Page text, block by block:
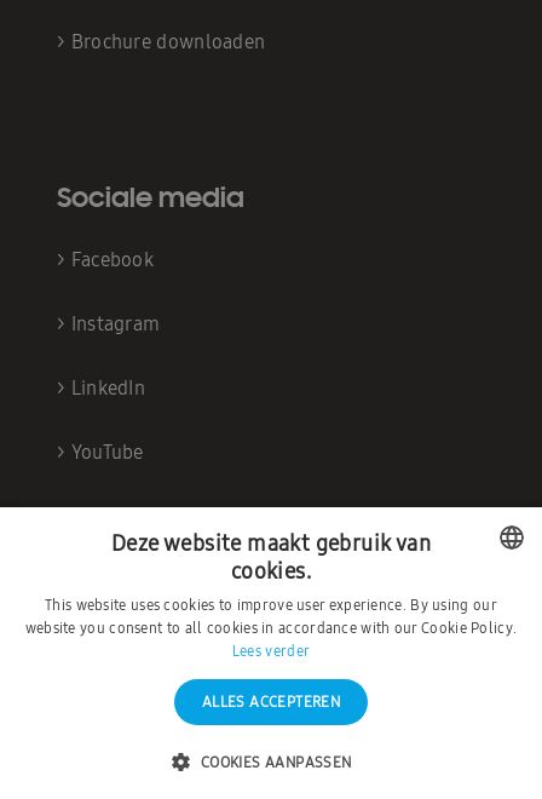
> Brochure downloaden
Sociale media
> Facebook
> Instagram
> LinkedIn
> YouTube
©2026 – Ambrava |Privacybeleid|
Voorwaarden
DUTCH
Deze website maakt gebruik van
cookies.
This website uses cookies to improve user experience. By using our
website you consent to all cookies in accordance with our Cookie Policy.
Lees verder
ALLES ACCEPTEREN
COOKIES AANPASSEN